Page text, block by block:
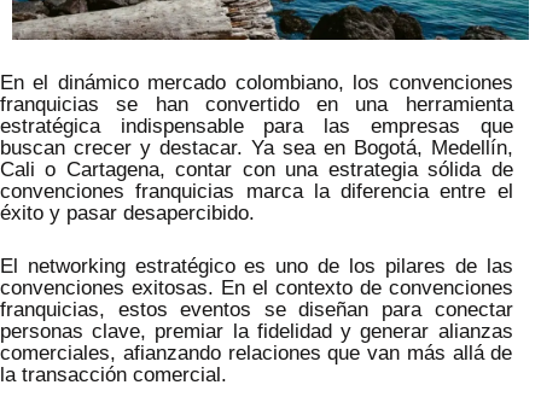
En el dinámico mercado colombiano, los convenciones
franquicias se han convertido en una herramienta
estratégica indispensable para las empresas que
buscan crecer y destacar. Ya sea en Bogotá, Medellín,
Cali o Cartagena, contar con una estrategia sólida de
convenciones franquicias marca la diferencia entre el
éxito y pasar desapercibido.
El networking estratégico es uno de los pilares de las
convenciones exitosas. En el contexto de convenciones
franquicias, estos eventos se diseñan para conectar
personas clave, premiar la fidelidad y generar alianzas
comerciales, afianzando relaciones que van más allá de
la transacción comercial.